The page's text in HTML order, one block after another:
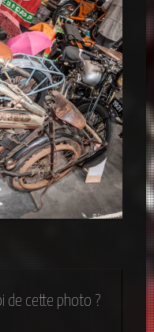
de cette photo ?